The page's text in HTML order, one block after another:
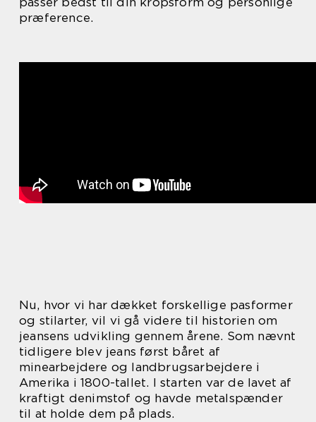
præference.
Nu, hvor vi har dækket forskellige pasformer
og stilarter, vil vi gå videre til historien om
jeansens udvikling gennem årene. Som nævnt
tidligere blev jeans først båret af
minearbejdere og landbrugsarbejdere i
Amerika i 1800-tallet. I starten var de lavet af
kraftigt denimstof og havde metalspænder
til at holde dem på plads.